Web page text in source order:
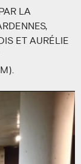
LA
ET AURÉLIE